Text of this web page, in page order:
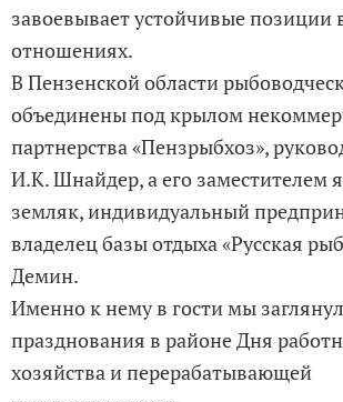
завоевывает устойчивые
отношениях.
В Пензенской области
объединены под крылом
партнерства «Пензрыбхоз»,
И.К. Шнайдер, а его заместителем
земляк, индивидуальный
владелец базы отдыха «Русская
Демин.
Именно к нему в гости мы
празднования в районе Дня
хозяйства и перерабатывающей